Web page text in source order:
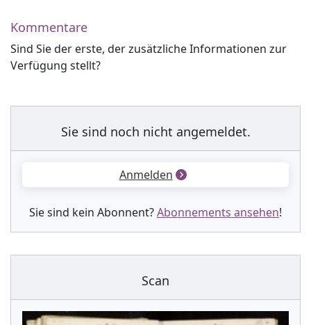
Kommentare
Sind Sie der erste, der zusätzliche Informationen zur
Verfügung stellt?
Sie sind noch nicht angemeldet.
Anmelden
Sie sind kein Abonnent?Abonnements ansehen!
Scan